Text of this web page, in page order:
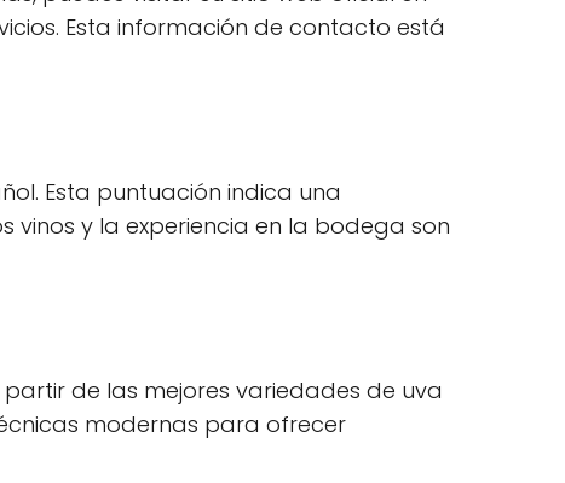
Esta información de contacto está
Esta puntuación indica una
vinos y la experiencia en la bodega son
de las mejores variedades de uva
modernas para ofrecer